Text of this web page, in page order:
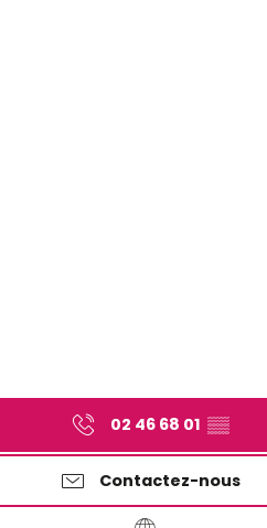
02 46 68 01 ▒▒
Contactez-nous